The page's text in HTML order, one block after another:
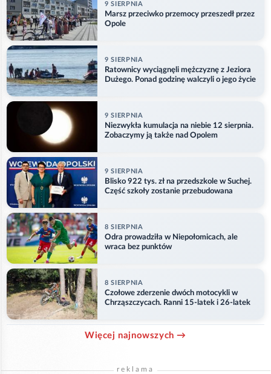
9 SIERPNIA
Marsz przeciwko przemocy przeszedł przez
Opole
9 SIERPNIA
Ratownicy wyciągnęli mężczyznę z Jeziora
Dużego. Ponad godzinę walczyli o jego życie
9 SIERPNIA
Niezwykła kumulacja na niebie 12 sierpnia.
Zobaczymy ją także nad Opolem
9 SIERPNIA
Blisko 922 tys. zł na przedszkole w Suchej.
Część szkoły zostanie przebudowana
8 SIERPNIA
Odra prowadziła w Niepołomicach, ale
wraca bez punktów
8 SIERPNIA
Czołowe zderzenie dwóch motocykli w
Chrząszczycach. Ranni 15-latek i 26-latek
Więcej najnowszych →
reklama